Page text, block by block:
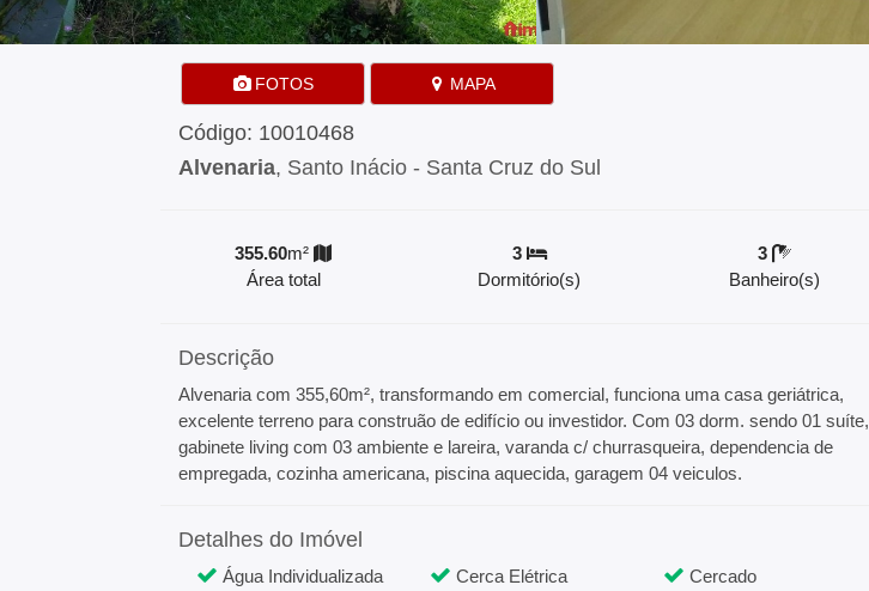
FOTOS MAPA
Código: 10010468
Alvenaria, Santo Inácio - Santa Cruz do Sul
355.60m²
Área total
3
Dormitório(s)
3
Banheiro(s)
Descrição
Alvenaria com 355,60m², transformando em comercial, funciona uma casa geriátrica,
excelente terreno para construão de edifício ou investidor. Com 03 dorm. sendo 01 suíte,
gabinete living com 03 ambiente e lareira, varanda c/ churrasqueira, dependencia de
empregada, cozinha americana, piscina aquecida, garagem 04 veiculos.
Detalhes do Imóvel
Água Individualizada Cerca Elétrica
Cercado